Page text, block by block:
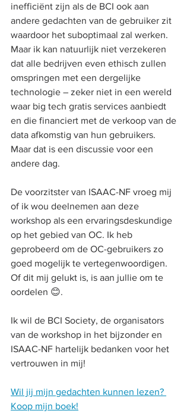
inefficiënt zijn als de BCI ook aan
andere gedachten van de gebruiker zit
waardoor het suboptimaal zal werken.
Maar ik kan natuurlijk niet verzekeren
dat alle bedrijven even ethisch zullen
omspringen met een dergelijke
technologie – zeker niet in een wereld
waar big tech gratis services aanbiedt
en die financiert met de verkoop van de
data afkomstig van hun gebruikers.
Maar dat is een discussie voor een
andere dag.
De voorzitster van ISAAC-NF vroeg mij
of ik wou deelnemen aan deze
workshop als een ervaringsdeskundige
op het gebied van OC. Ik heb
geprobeerd om de OC-gebruikers zo
goed mogelijk te vertegenwoordigen.
Of dit mij gelukt is, is aan jullie om te
oordelen 😊.
Ik wil de BCI Society, de organisators
van de workshop in het bijzonder en
ISAAC-NF hartelijk bedanken voor het
vertrouwen in mij!
Wil jij mijn gedachten kunnen lezen?
Koop mijn boek!